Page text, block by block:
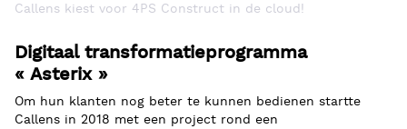
Callens kiest voor 4PS Construct in de cloud!
Digitaal transformatieprogramma
« Asterix »
Om hun klanten nog beter te kunnen bedienen startte
Callens in 2018 met een project rond een